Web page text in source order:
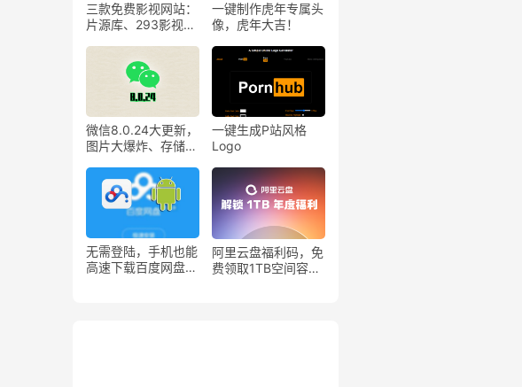
三款免费影视网站：
片源库、293影视、
一键制作虎年专属头
像，虎年大吉！
微信8.0.24大更新，
图片大爆炸、存储空
限额
一键生成P站风格
Logo
无需登陆，手机也能
高速下载百度网盘内
阿里云盘福利码，免
费领取1TB空间容